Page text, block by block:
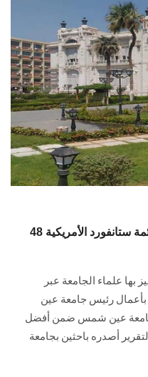
48 عالمًا من جامعة عين شمس فى قائمة ستانفورد الأمريكية
بها علماء الجامعة عبر
بأعمال رئيس جامعة عين
من علماء جامعة عين شمس ضمن أفضل
أصدره باحثين بجامعة